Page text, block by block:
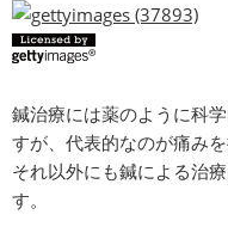
鍼治療には薬のように科
すが、代表的なのが痛みを
それ以外にも鍼による治
す。